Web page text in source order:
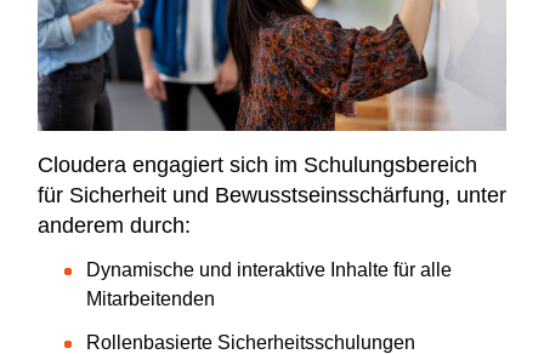
Cloudera engagiert sich im Schulungsbereich
für Sicherheit und Bewusstseinsschärfung, unter
anderem durch:
Dynamische und interaktive Inhalte für alle
Mitarbeitenden
Rollenbasierte Sicherheitsschulungen